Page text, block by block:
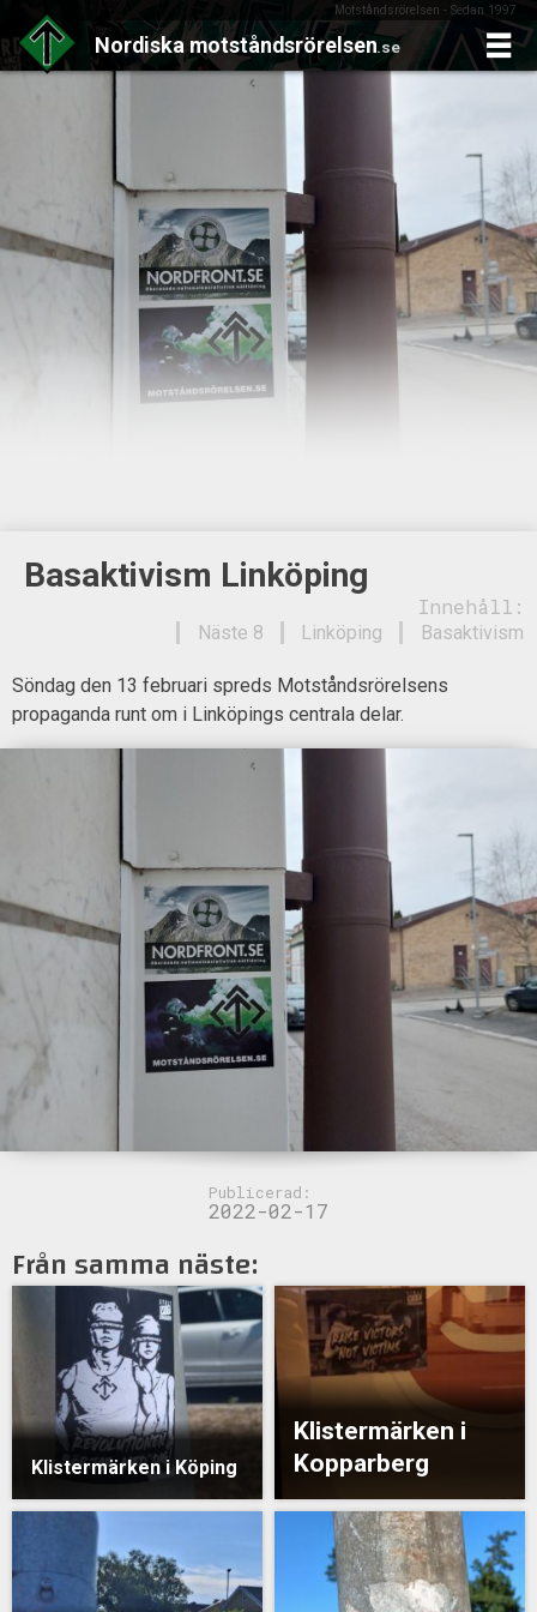
Motståndsrörelsen - Sedan 1997
Nordiska motståndsrörelsen.se
Skip
Basaktivism Linköping
Innehåll:
Basaktivism
Linköping
Näste 8
Söndag den 13 februari spreds Motståndsrörelsens
propaganda runt om i Linköpings centrala delar.
Publicerad:
2022-02-17
Från samma näste:
Klistermärken i Köping
Klistermärken i
Kopparberg